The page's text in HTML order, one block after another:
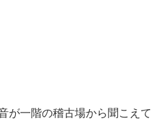
が一階の稽古場から聞こえて